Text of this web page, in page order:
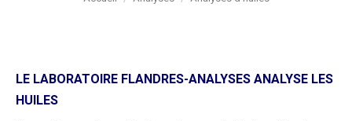
LE LABORATOIRE FLANDRES-ANALYSES ANALYSE LES
HUILES